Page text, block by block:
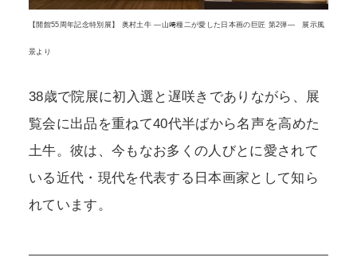
【開館55周年記念特別展】 奥村土牛 ―山﨑種二が愛した日本画の巨匠 第2弾― 展示風
景より
38歳で院展に初入選と遅咲きでありながら、展
覧会に出品を重ねて40代半ばから名声を高めた
土牛。彼は、今もなお多くの人びとに愛されて
いる近代・現代を代表する日本画家として知ら
れています。